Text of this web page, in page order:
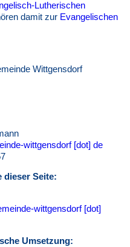
Lutherischen
damit zur Evangelischen
Wittgensdorf
wittgensdorf [dot] de
dieser Seite:
wittgensdorf [dot]
Umsetzung: